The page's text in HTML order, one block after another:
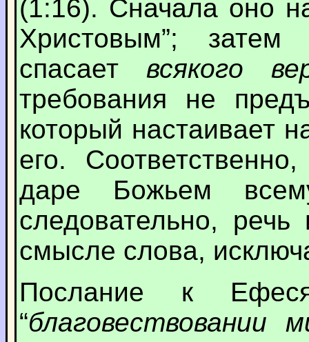
(1:16). Сначала оно
Христовым”;
спасает всякого
требования не
который настаивает
его.
даре Божьем
следовательно,
смысле слова,
Послание к
“благовествовании